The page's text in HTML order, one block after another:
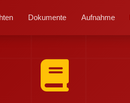
Dokumente Aufnahme